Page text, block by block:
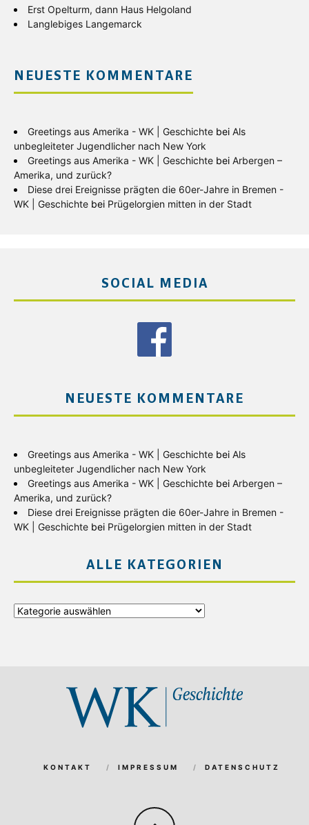
Erst Opelturm, dann Haus Helgoland
Langlebiges Langemarck
NEUESTE KOMMENTARE
Greetings aus Amerika - WK | Geschichte bei Als
unbegleiteter Jugendlicher nach New York
Greetings aus Amerika - WK | Geschichte bei Arbergen –
Amerika, und zurück?
Diese drei Ereignisse prägten die 60er-Jahre in Bremen -
WK | Geschichte bei Prügelorgien mitten in der Stadt
SOCIAL MEDIA
NEUESTE KOMMENTARE
Greetings aus Amerika - WK | Geschichte bei Als
unbegleiteter Jugendlicher nach New York
Greetings aus Amerika - WK | Geschichte bei Arbergen –
Amerika, und zurück?
Diese drei Ereignisse prägten die 60er-Jahre in Bremen -
WK | Geschichte bei Prügelorgien mitten in der Stadt
ALLE KATEGORIEN
Alle
KONTAKT IMPRESSUM DATENSCHUTZ